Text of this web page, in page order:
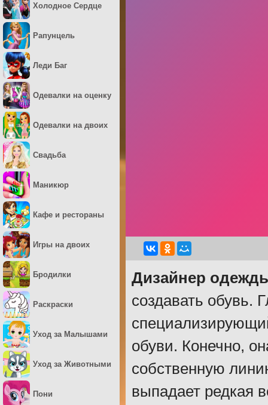
Дизайнер
создавать обувь.
обуви. Конечно,
собственную
выпадает редкая
Холодное Сердце
Рапунцель
Леди Баг
Одевалки на оценку
Одевалки на двоих
Свадьба
Маникюр
Кафе и рестораны
Игры на двоих
Бродилки
Раскраски
Уход за Малышами
Уход за Животными
Пони